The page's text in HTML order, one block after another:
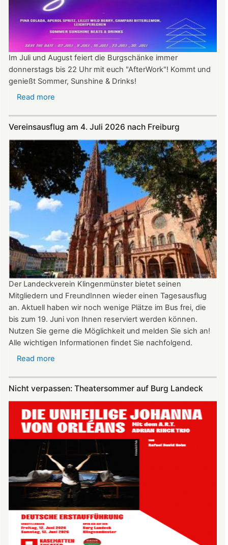
Im Juli und August feiert die Burgschänke immer
donnerstags bis 22 Uhr mit euch "AfterWork"! Kommt und
genießt Sommer, Sunshine & Drinks!
Read more
und
August
der
Burg:
After
Work
donnerstags
22:00
Uhr
Vereinsausflug am 4. Juli 2026 nach Freiburg
Der Landeckverein Klingenmünster bietet seinen
Mitgliedern und FreundInnen wieder einen Tagesausflug
an. Aktuell haben wir noch wenige Plätze im Bus frei, die
bis zum 19. Juni von Ihnen reserviert werden können.
Nutzen Sie gerne die Möglichkeit und melden Sie sich an!
Alle wichtigen Informationen findet Sie nachfolgend.
Read more
4.
2026
nach
Freiburg
Nicht verpassen: Theatersommer auf Burg Landeck